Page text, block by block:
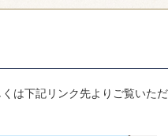
は下記リンク先よりご覧いた